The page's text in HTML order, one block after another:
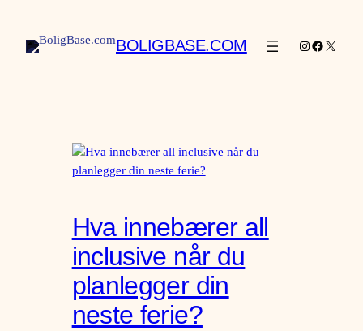
innhold
BOLIGBASE.COM Instagram
Facebook
X
Hva innebærer all
inclusive når du
planlegger din
neste ferie?